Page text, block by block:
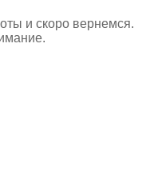
и скоро вернемся.